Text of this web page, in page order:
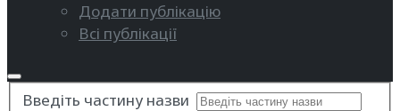
Додати публікацію
Всі публікації
Введіть частину назви